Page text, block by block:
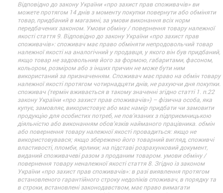
Відповідно до закону України «про захист прав споживачів» ви
можете протягом 14 днів з моменту покупки повернути або обміняти
товар, придбаний в магазині, за умови виконання всіх норм
передбачених законом. Умови обміну / повернення товару належної
якості стаття 9. Відповідно до закону України «про захист прав
споживачів»: споживач має право обміняти непродовольчий товар
належної якості на аналогічний у продавця, у якого він був придбаний,
якщо товар не задовольнив його за формою, габаритами, фасоном,
кольором, розміром або з інших причин не може бути ним
використаний за призначенням. Споживач має право на обмін товару
належної якості протягом чотирнадцяти днів, не рахуючи дня покупки.
споживач (термін вживається в такому значенні згідно статті 1. п.22
закону України «про захист прав споживачів») – фізична особа, яка
купує, замовляє, використовує або має намір придбати чи замовити
продукцію для особистих потреб, не пов’язаних з підприємницькою
діяльністю або виконанням обов’язків найманого працівника. обмін
або повернення товару належної якості провадиться: якщо не
використовувався; якщо збережено його товарний вигляд, споживчі
властивості, пломби, ярлики; на підставі розрахунковий документ,
виданий споживачеві разом з проданим товаром. умови обміну /
повернення товару неналежної якості стаття 8. Згідно із законом
України «про захист прав споживачів»: в разі виявлення протягом
встановленого гарантійного строку недоліків споживач, в порядку та
в строки, встановлені законодавством, має право вимагати